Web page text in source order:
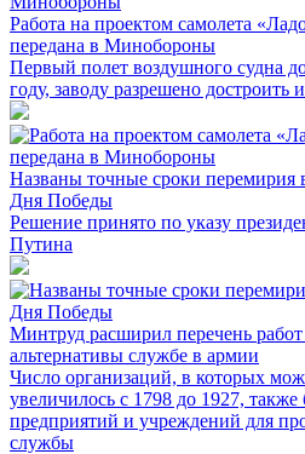
Работа на проектом самолета
передана в Минобороны
Первый полет воздушного судна
году, заводу разрешено достроить
Названы точные сроки перемирия
Дня Победы
Решение принято по указу
Путина
Минтруд расширил перечень
альтернативы службе в армии
Число организаций, в которых
увеличилось с 1798 до 1927,
предприятий и учреждений для
службы